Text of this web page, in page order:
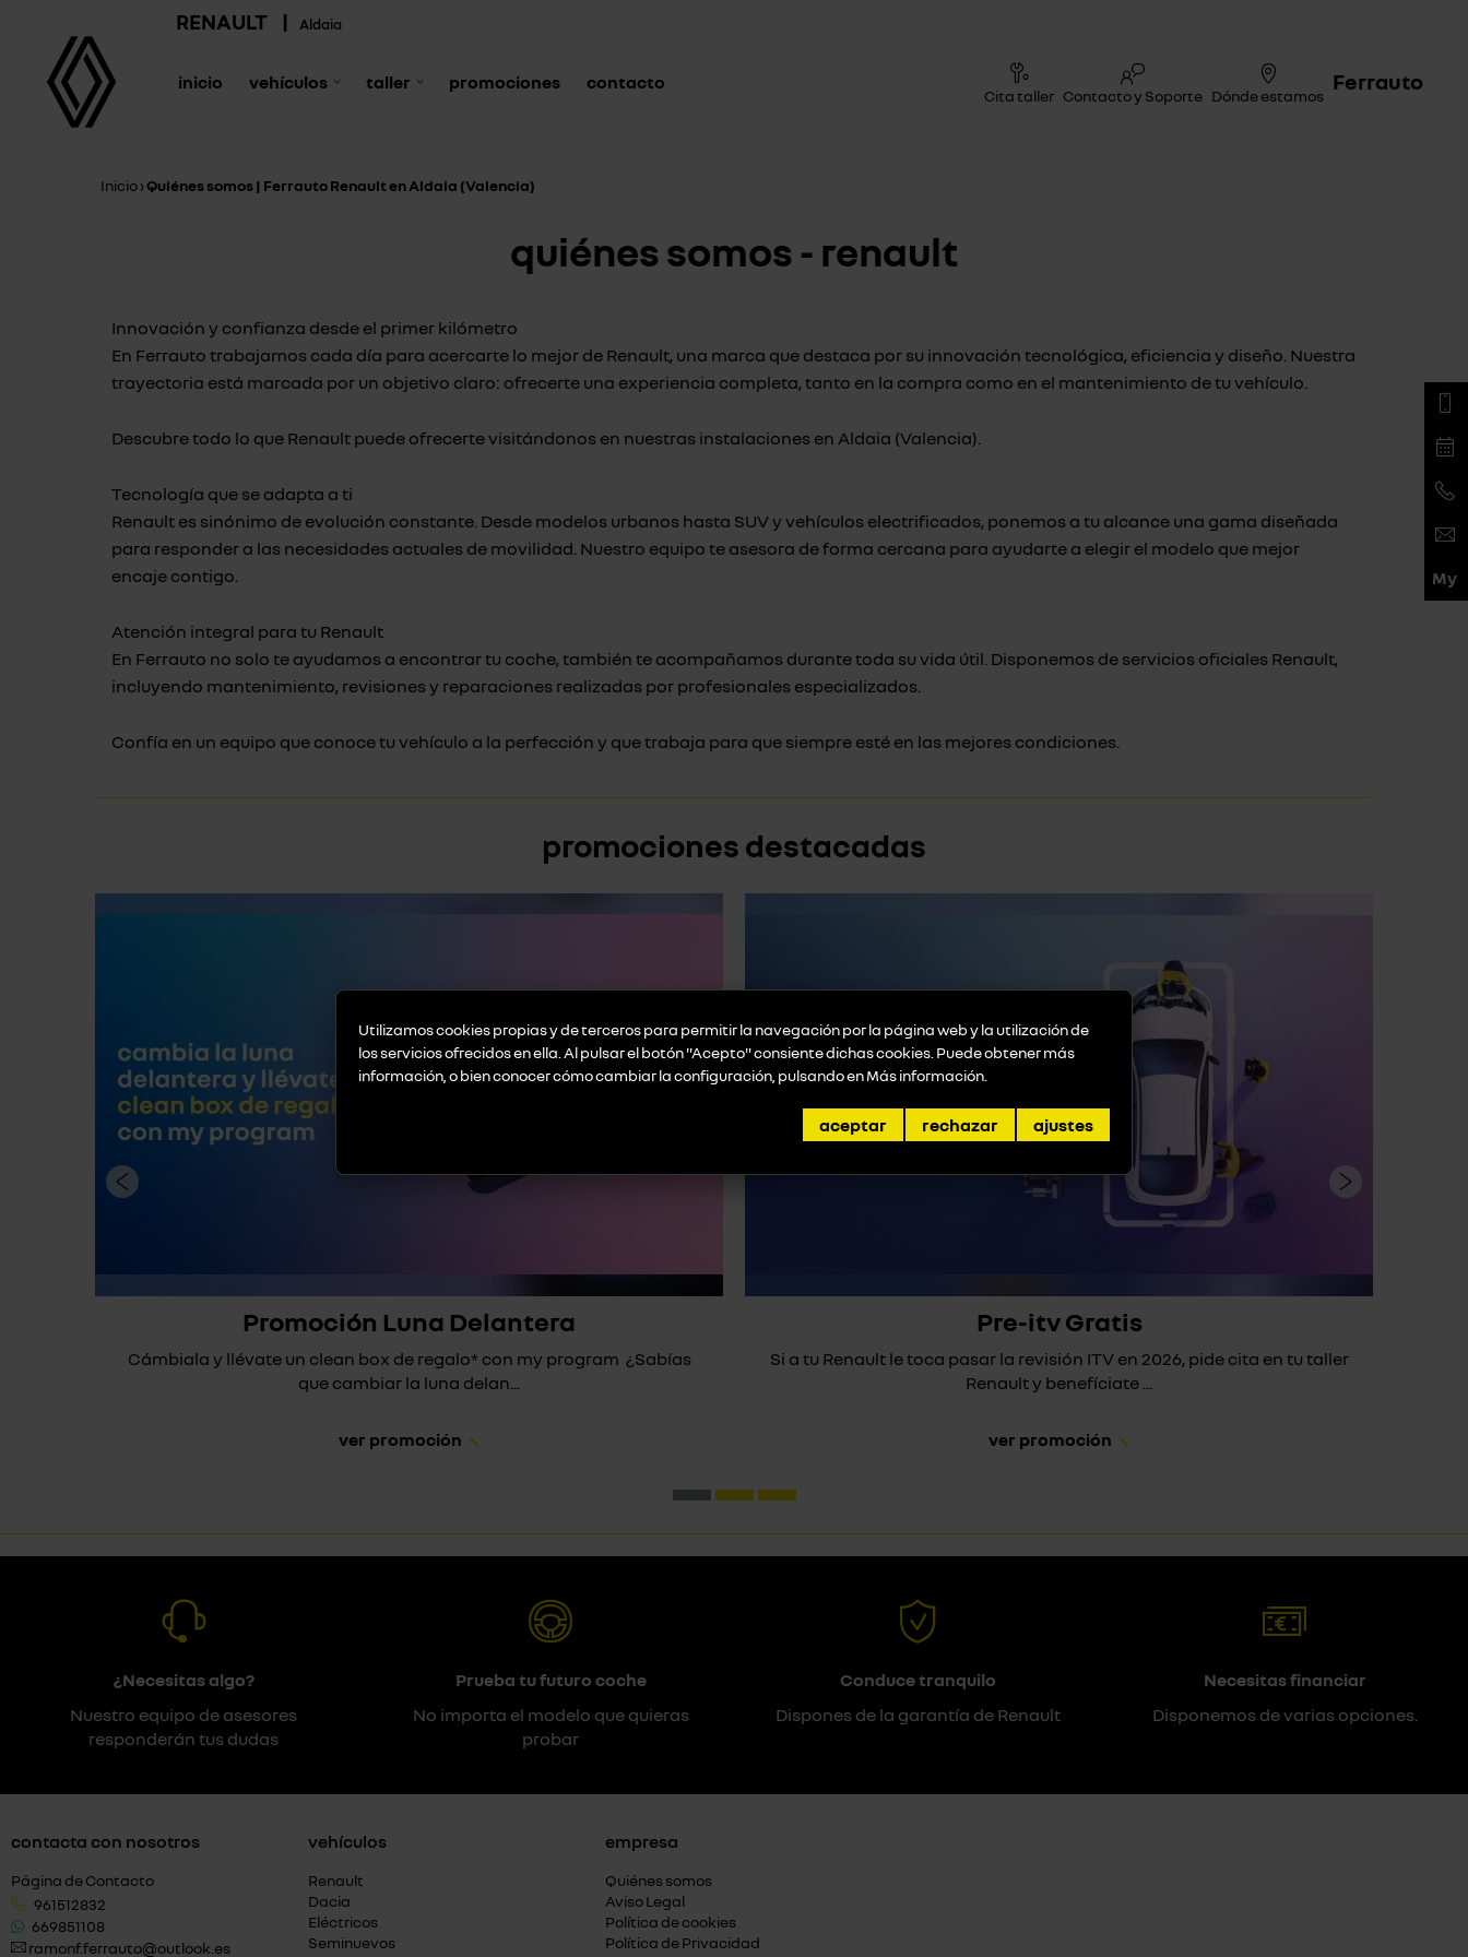
RENAULT | Aldaia
inicio vehículos taller promociones contacto
Cita taller Contacto y Soporte Dónde estamos
Ferrauto
Inicio›Quiénes somos | Ferrauto Renault en Aldaia (Valencia)
quiénes somos - renault
Innovación y confianza desde el primer kilómetro
En Ferrauto trabajamos cada día para acercarte lo mejor de Renault, una marca que destaca por su innovación tecnológica, eficiencia y diseño. Nuestra
trayectoria está marcada por un objetivo claro: ofrecerte una experiencia completa, tanto en la compra como en el mantenimiento de tu vehículo.
Descubre todo lo que Renault puede ofrecerte visitándonos en nuestras instalaciones en Aldaia (Valencia).
Tecnología que se adapta a ti
Renault es sinónimo de evolución constante. Desde modelos urbanos hasta SUV y vehículos electrificados, ponemos a tu alcance una gama diseñada
para responder a las necesidades actuales de movilidad. Nuestro equipo te asesora de forma cercana para ayudarte a elegir el modelo que mejor
encaje contigo.
Atención integral para tu Renault
En Ferrauto no solo te ayudamos a encontrar tu coche, también te acompañamos durante toda su vida útil. Disponemos de servicios oficiales Renault,
incluyendo mantenimiento, revisiones y reparaciones realizadas por profesionales especializados.
Confía en un equipo que conoce tu vehículo a la perfección y que trabaja para que siempre esté en las mejores condiciones.
promociones destacadas
Promoción Luna Delantera
Cámbiala y llévate un clean box de regalo* con my program ¿Sabías
que cambiar la luna delan...
ver promoción
Pre-itv Gratis
Si a tu Renault le toca pasar la revisión ITV en 2026, pide cita en tu taller
Renault y benefíciate ...
ver promoción
Utilizamos cookies propias y de terceros para permitir la navegación por la página web y la utilización de
los servicios ofrecidos en ella. Al pulsar el botón "Acepto" consiente dichas cookies. Puede obtener más
información, o bien conocer cómo cambiar la configuración, pulsando enMás información
aceptar rechazar ajustes
¿Necesitas algo?
Nuestro equipo de asesores
responderán tus dudas
Prueba tu futuro coche
No importa el modelo que quieras
probar
Conduce tranquilo
Dispones de la garantía de Renault
Necesitas financiar
Disponemos de varias opciones.
contacta con nosotros
Página de Contacto
961512832
669851108
ramonf.ferrauto@outlook.es
vehículos
Renault
Dacia
Eléctricos
Seminuevos
empresa
Quiénes somos
Aviso Legal
Política de cookies
Política de Privacidad